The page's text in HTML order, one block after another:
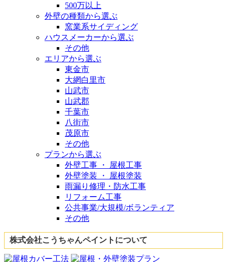
500万以上
外壁の種類から選ぶ
窯業系サイディング
ハウスメーカーから選ぶ
その他
エリアから選ぶ
東金市
大網白里市
山武市
山武郡
千葉市
八街市
茂原市
その他
プランから選ぶ
外壁工事 ・ 屋根工事
外壁塗装 ・ 屋根塗装
雨漏り修理・防水工事
リフォーム工事
公共事業/大規模/ボランティア
その他
株式会社こうちゃんペイントについて